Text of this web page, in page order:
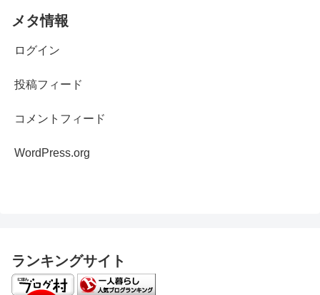
メタ情報
ログイン
投稿フィード
コメントフィード
WordPress.org
ランキングサイト